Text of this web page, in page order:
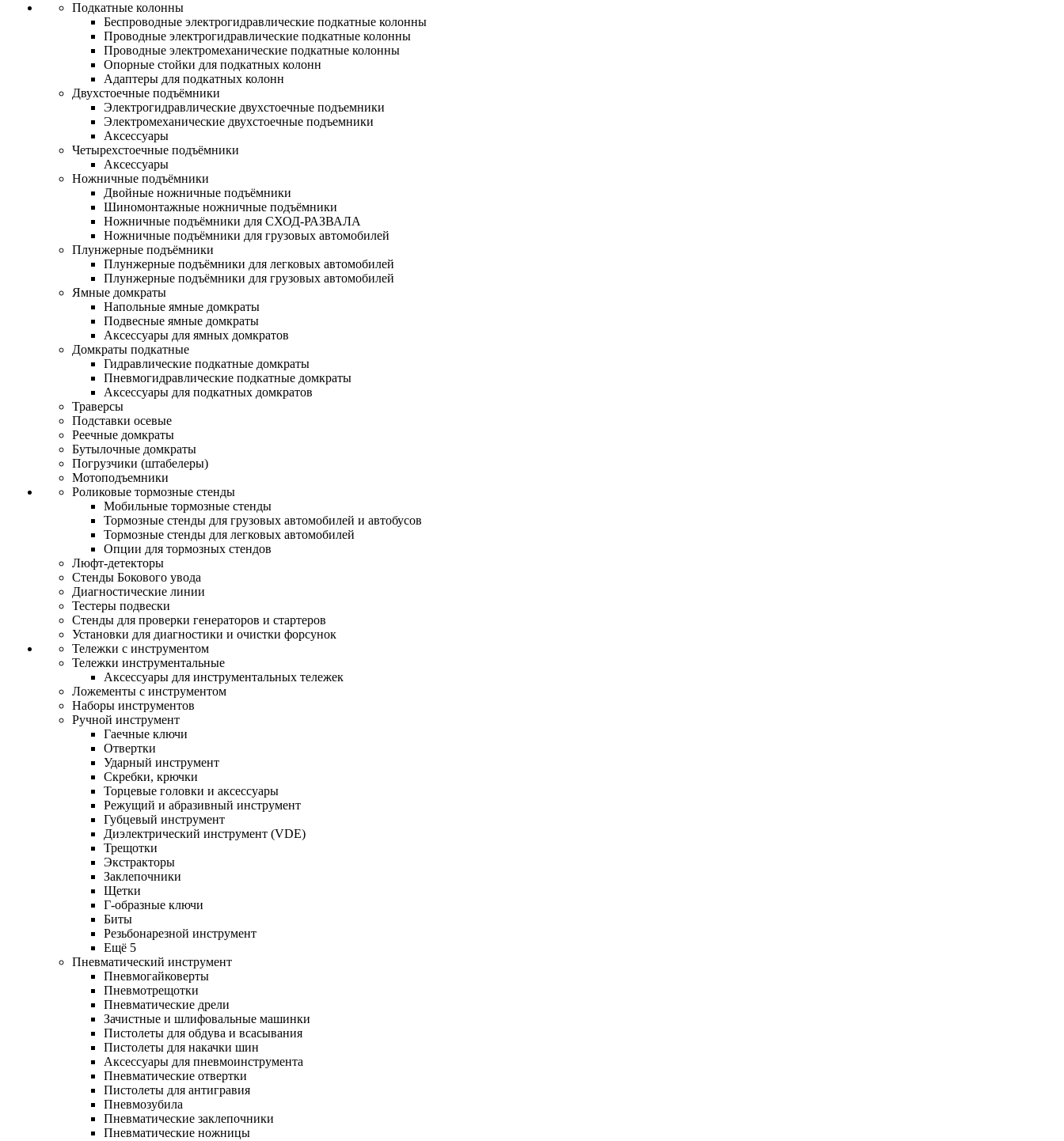
Подкатные колонны
Беспроводные электрогидравлические подкатные колонны
Проводные электрогидравлические подкатные колонны
Проводные электромеханические подкатные колонны
Опорные стойки для подкатных колонн
Адаптеры для подкатных колонн
Двухстоечные подъёмники
Электрогидравлические двухстоечные подъемники
Электромеханические двухстоечные подъемники
Аксессуары
Четырехстоечные подъёмники
Аксессуары
Ножничные подъёмники
Двойные ножничные подъёмники
Шиномонтажные ножничные подъёмники
Ножничные подъёмники для СХОД-РАЗВАЛА
Ножничные подъёмники для грузовых автомобилей
Плунжерные подъёмники
Плунжерные подъёмники для легковых автомобилей
Плунжерные подъёмники для грузовых автомобилей
Ямные домкраты
Напольные ямные домкраты
Подвесные ямные домкраты
Аксессуары для ямных домкратов
Домкраты подкатные
Гидравлические подкатные домкраты
Пневмогидравлические подкатные домкраты
Аксессуары для подкатных домкратов
Траверсы
Подставки осевые
Реечные домкраты
Бутылочные домкраты
Погрузчики (штабелеры)
Мотоподъемники
Роликовые тормозные стенды
Мобильные тормозные стенды
Тормозные стенды для грузовых автомобилей и автобусов
Тормозные стенды для легковых автомобилей
Опции для тормозных стендов
Люфт-детекторы
Стенды Бокового увода
Диагностические линии
Тестеры подвески
Стенды для проверки генераторов и стартеров
Установки для диагностики и очистки форсунок
Тележки с инструментом
Тележки инструментальные
Аксессуары для инструментальных тележек
Ложементы с инструментом
Наборы инструментов
Ручной инструмент
Гаечные ключи
Отвертки
Ударный инструмент
Скребки, крючки
Торцевые головки и аксессуары
Режущий и абразивный инструмент
Губцевый инструмент
Диэлектрический инструмент (VDE)
Трещотки
Экстракторы
Заклепочники
Щетки
Г-образные ключи
Биты
Резьбонарезной инструмент
Ещё 5
Пневматический инструмент
Пневмогайковерты
Пневмотрещотки
Пневматические дрели
Зачистные и шлифовальные машинки
Пистолеты для обдува и всасывания
Пистолеты для накачки шин
Аксессуары для пневмоинструмента
Пневматические отвертки
Пистолеты для антигравия
Пневмозубила
Пневматические заклепочники
Пневматические ножницы